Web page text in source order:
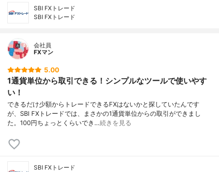
SBI FXトレード
SBI FXトレード
会社員
FXマン
5.00
1通貨単位から取引できる！シンプルなツールで使いやす
い！
できるだけ少額からトレードできるFXはないかと探していたんです
が、SBI FXトレードでは、まさかの1通貨単位からの取引ができまし
た。100円ちょっとくらいでき…続きを見る
SBI FXトレード